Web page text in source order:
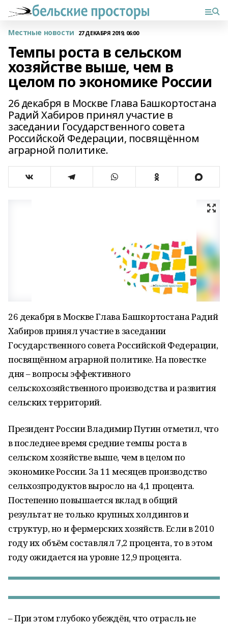
Местные новости 27 ДЕКАБРЯ 2019, 06:00
Темпы роста в сельском
хозяйстве выше, чем в
целом по экономике России
26 декабря в Москве Глава Башкортостана
Радий Хабиров принял участие в
заседании Государственного совета
Российской Федерации, посвящённом
аграрной политике.
26 декабря в Москве Глава Башкортостана Радий
Хабиров принял участие в заседании
Государственного совета Российской Федерации,
посвящённом аграрной политике. На повестке
дня – вопросы эффективного
сельскохозяйственного производства и развития
сельских территорий.
Президент России Владимир Путин отметил, что
в последнее время средние темпы роста в
сельском хозяйстве выше, чем в целом по
экономике России. За 11 месяцев производство
сельхозпродуктов выросло на 4,1 процента.
Постепенно повышается вклад в общий
результат не только крупных холдингов и
структур, но и фермерских хозяйств. Если в 2010
году их объём составлял 7,2 процента, то в этом
году ожидается на уровне 12,9 процента.
– При этом глубоко убеждён, что отрасль не